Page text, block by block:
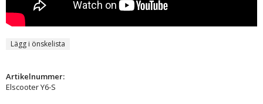
Lägg i önskelista
Artikelnummer:
Elscooter Y6-S